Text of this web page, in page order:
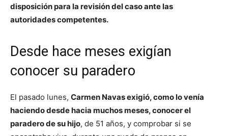
disposición para la revisión del caso ante las
autoridades competentes.
Desde hace meses exigían
conocer su paradero
El pasado lunes, Carmen Navas exigió, como lo venía
haciendo desde hacia muchos meses, conocer el
paradero de su hijo, de 51 años, y comprobar si se